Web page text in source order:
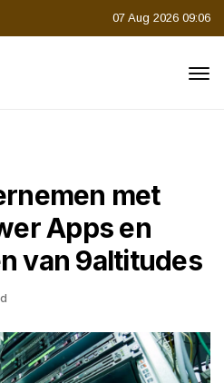
07 Aug 2026 09:06
met
Apps en
van 9altitudes